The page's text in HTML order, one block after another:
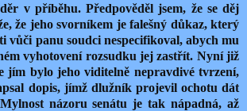
v příběhu. Předpověděl jsem, že se děj
že jeho svorníkem je falešný důkaz, který
vůči panu soudci nespecifikoval, abych mu
vyhotovení rozsudku jej zastřít. Nyní již
jím bylo jeho viditelně nepravdivé tvrzení,
dopis, jímž dlužník projevil ochotu dát
názoru senátu je tak nápadná, až